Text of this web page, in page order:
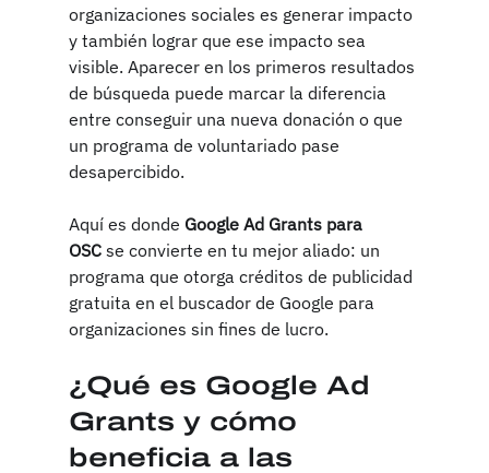
organizaciones sociales es generar impacto
y también lograr que ese impacto sea
visible. Aparecer en los primeros resultados
de búsqueda puede marcar la diferencia
entre conseguir una nueva donación o que
un programa de voluntariado pase
desapercibido.
Aquí es donde Google Ad Grants para
OSC se convierte en tu mejor aliado: un
programa que otorga créditos de publicidad
gratuita en el buscador de Google para
organizaciones sin fines de lucro.
¿Qué es Google Ad
Grants y cómo
beneficia a las